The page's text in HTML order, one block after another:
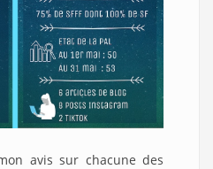
avis sur chacune des